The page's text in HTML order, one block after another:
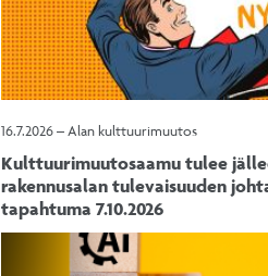
16.7.2026 – Alan kulttuurimuutos
Kulttuurimuutosaamu tulee
rakennusalan tulevaisuuden
tapahtuma 7.10.2026